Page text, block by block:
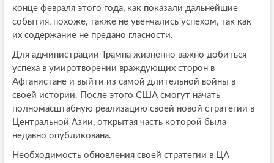
конце февраля этого года, как показали дальнейшие
события, похоже, также не увенчались успехом, так как
их содержание не предано гласности.
Для администрации Трампа жизненно важно добиться
успеха в умиротворении враждующих сторон в
Афганистане и выйти из самой длительной войны в
своей истории. После этого США смогут начать
полномасштабную реализацию своей новой стратегии в
Центральной Азии, открытая часть которой была
недавно опубликована.
Необходимость обновления своей стратегии в ЦА